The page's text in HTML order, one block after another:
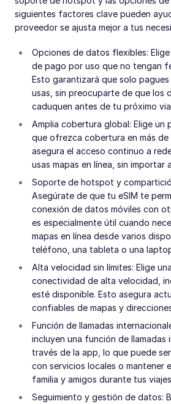
siguientes factores clave pueden
proveedor se ajusta mejor a tus
Opciones de datos flexibles:
de pago por uso que no tengan
Esto garantizará que solo
usas, sin preocuparte de que los
caduquen antes de tu próximo
Amplia cobertura global: Elige un
que ofrezca cobertura en más
asegura el acceso continuo a
usas mapas en línea, sin importar
Soporte de hotspot y
Asegúrate de que tu eSIM te
conexión de datos móviles con
es especialmente útil cuando
mapas en línea desde varios
teléfono, una tableta o una
Alta velocidad sin límites: Elige
conectividad de alta velocidad,
esté disponible. Esto asegura
confiables de mapas y
Función de llamadas
incluyen una función de llamadas
través de la app, lo que puede
con servicios locales o mantener
familia y amigos durante tus
Seguimiento y gestión de datos: